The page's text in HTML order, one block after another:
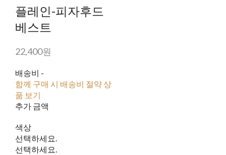
플레인-피자후드
베스트
22,400원
배송비 -
함께 구매 시 배송비 절약 상
품 보기
추가 금액
색상
선택하세요.
선택하세요.